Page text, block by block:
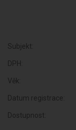
Subjekt:
DPH:
Věk:
Datum registrace:
Dostupnost: